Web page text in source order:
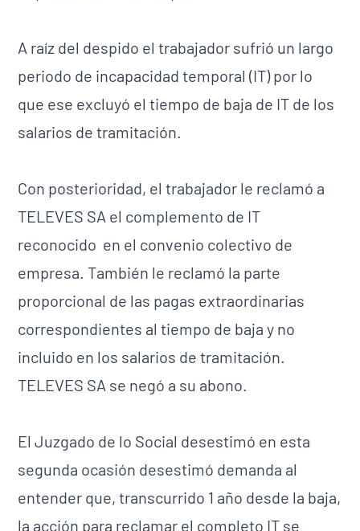
A raíz del despido el trabajador sufrió un largo
periodo de incapacidad temporal (IT) por lo
que ese excluyó el tiempo de baja de IT de los
salarios de tramitación.
Con posterioridad, el trabajador le reclamó a
TELEVES SA el complemento de IT
reconocido en el convenio colectivo de
empresa. También le reclamó la parte
proporcional de las pagas extraordinarias
correspondientes al tiempo de baja y no
incluido en los salarios de tramitación.
TELEVES SA se negó a su abono.
El Juzgado de lo Social desestimó en esta
segunda ocasión desestimó demanda al
entender que, transcurrido 1 año desde la baja,
la acción para reclamar el completo IT se